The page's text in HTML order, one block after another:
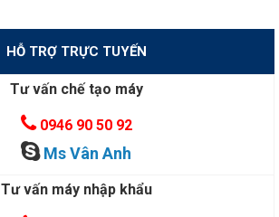
HỖ TRỢ TRỰC TUYẾN
Tư vấn chế tạo máy
0946 90 50 92
Ms Vân Anh
Tư vấn máy nhập khẩu